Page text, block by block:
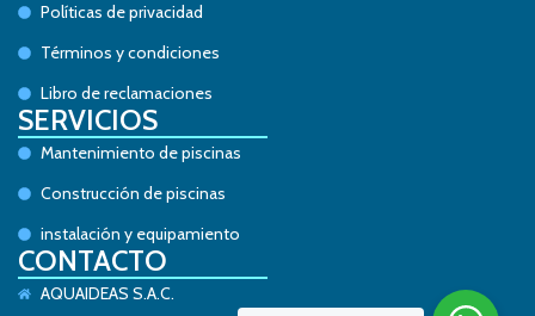
Políticas de privacidad
Términos y condiciones
Libro de reclamaciones
SERVICIOS
Mantenimiento de piscinas
Construcción de piscinas
instalación y equipamiento
CONTACTO
AQUAIDEAS S.A.C.